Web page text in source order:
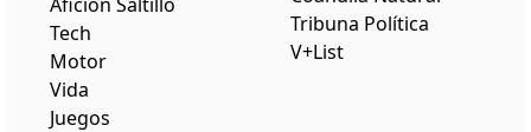
Tech
Motor
Vida
Juegos
Tribuna Política
V+List